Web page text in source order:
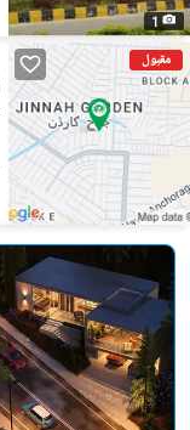
1
مقبول